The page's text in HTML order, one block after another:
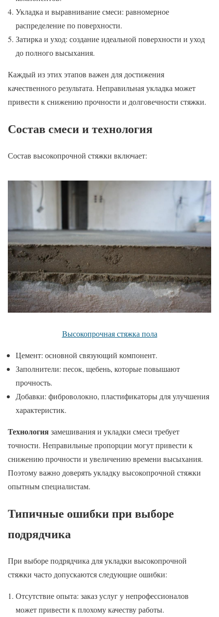
Укладка и выравнивание смеси: равномерное
распределение по поверхности.
Затирка и уход: создание идеальной поверхности и уход
до полного высыхания.
Каждый из этих этапов важен для достижения
качественного результата. Неправильная укладка может
привести к снижению прочности и долговечности стяжки.
Состав смеси и технология
Состав высокопрочной стяжки включает:
Высокопрочная стяжка пола
Цемент: основной связующий компонент.
Заполнители: песок, щебень, которые повышают
прочность.
Добавки: фиброволокно, пластификаторы для улучшения
характеристик.
Технологиязамешивания и укладки смеси требует
точности. Неправильные пропорции могут привести к
снижению прочности и увеличению времени высыхания.
Поэтому важно доверять укладку высокопрочной стяжки
опытным специалистам.
Типичные ошибки при выборе
подрядчика
При выборе подрядчика для укладки высокопрочной
стяжки часто допускаются следующие ошибки:
Отсутствие опыта: заказ услуг у непрофессионалов
может привести к плохому качеству работы.